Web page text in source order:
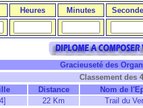
Heures Minutes
Gracieuseté des
Classement des
Distance
Nom de
22 Km
Trail du